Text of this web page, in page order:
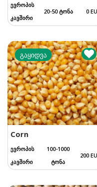
ევროპის
კავშირი
20-50 ტონა 0
გაყიდვა
Corn
ევროპის
კავშირი
100-1000
ტონა
200